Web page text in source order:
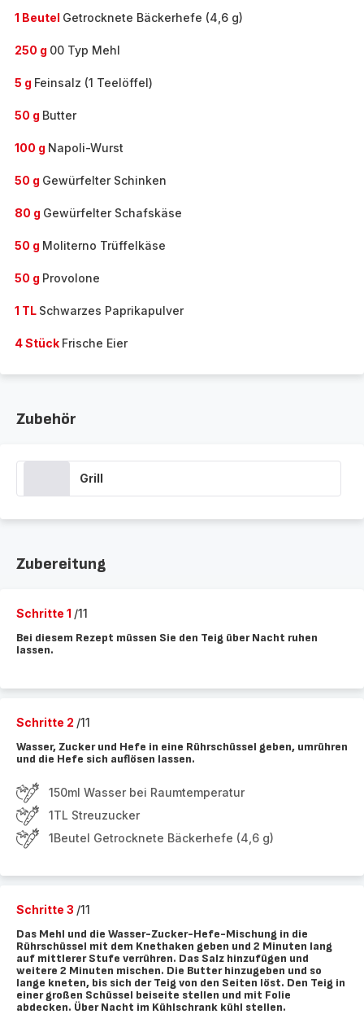
1 Beutel Getrocknete Bäckerhefe (4,6 g)
250 g 00 Typ Mehl
5 g Feinsalz (1 Teelöffel)
50 g Butter
100 g Napoli-Wurst
50 g Gewürfelter Schinken
80 g Gewürfelter Schafskäse
50 g Moliterno Trüffelkäse
50 g Provolone
1 TL Schwarzes Paprikapulver
4 Stück Frische Eier
Zubehör
Grill
Zubereitung
Schritte 1 /11
Bei diesem Rezept müssen Sie den Teig über Nacht ruhen
lassen.
Schritte 2 /11
Wasser, Zucker und Hefe in eine Rührschüssel geben, umrühren
und die Hefe sich auflösen lassen.
150ml Wasser bei Raumtemperatur
1TL Streuzucker
1Beutel Getrocknete Bäckerhefe (4,6 g)
Schritte 3 /11
Das Mehl und die Wasser-Zucker-Hefe-Mischung in die
Rührschüssel mit dem Knethaken geben und 2 Minuten lang
auf mittlerer Stufe verrühren. Das Salz hinzufügen und
weitere 2 Minuten mischen. Die Butter hinzugeben und so
lange kneten, bis sich der Teig von den Seiten löst. Den Teig in
einer großen Schüssel beiseite stellen und mit Folie
abdecken. Über Nacht im Kühlschrank kühl stellen.